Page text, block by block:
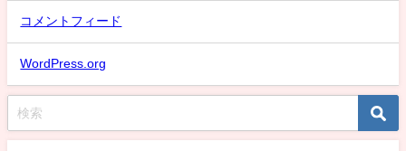
コメントフィード
WordPress.org